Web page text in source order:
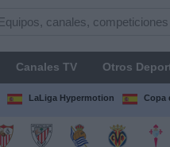
Canales TV Otros
LaLiga Hypermotion Copa